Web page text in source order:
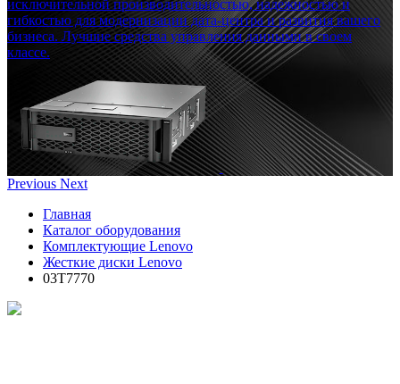
исключительной производительностью, надежностью и
гибкостью для модернизации дата-центра и развития вашего
бизнеса. Лучшие средства управления данными в своем
классе.
Previous Next
Главная
Каталог оборудования
Комплектующие Lenovo
Жесткие диски Lenovo
03T7770